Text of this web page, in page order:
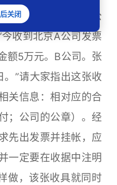
司开出了发票，B公
收到北京A公司发票
额5万元。B公司。张
”请大家指出这张收
关信息：相对应的合
；公司的公章）。经
先出发票并挂帐，应
一定要在收据中注明
做，该张收具就同时
关闭